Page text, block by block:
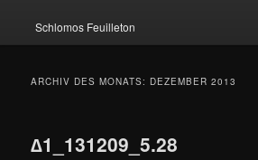
Schlomos Feuilleton
ARCHIV DES MONATS: DEZEMBER 2013
∆1_131209_5.28